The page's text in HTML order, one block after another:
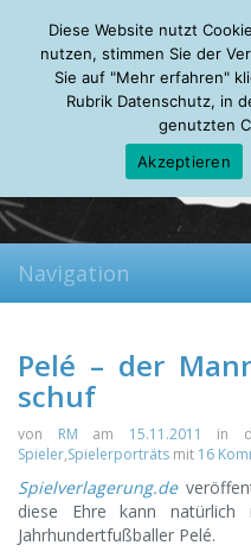
Thursday, 06.08.2026
Mein Account
About
Navigation
Pelé – der
schuf
von RM am 15.11.2011 in
Spieler,Spielerporträts mit 16
Spielverlagerung.de
diese Ehre kann
Jahrhundertfußballer Pelé.
Diese Website nutzt
nutzen, stimmen Sie der
Sie auf "Mehr erfahren"
Rubrik Datenschutz, in
genutzten
Akzeptieren